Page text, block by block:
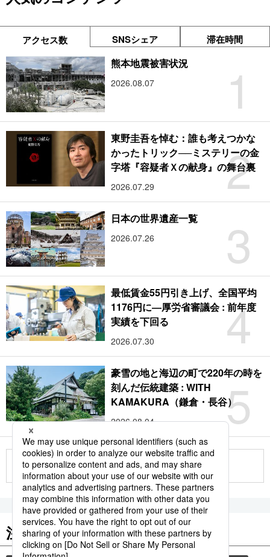
アクセス数 SNSシェア 滞在時間
1
熊本地震被害状況
2026.08.07
2
東野圭吾を悼む：誰も考えつかな
かったトリック──ミステリーの金
字塔『容疑者Ｘの献身』の舞台裏
2026.07.29
3
日本の世界遺産一覧
2026.07.26
4
最低賃金55円引き上げ、全国平均
1176円に―厚労省審議会 : 前年度
実績を下回る
2026.07.30
5
豪雪の地と海辺の町で220年の時を
刻んだ伝統建築 : WITH
KAMAKURA（鎌倉・長谷）
2026.08.04
もっと見る
注目のキーワード